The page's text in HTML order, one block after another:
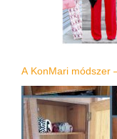
A KonMari módszer